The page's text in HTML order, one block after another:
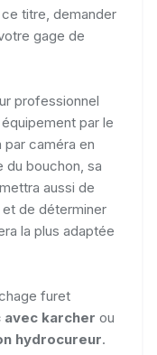
ce titre, demander
gage de
professionnel
par le
par caméra en
du bouchon, sa
aussi de
et de déterminer
la plus adaptée
furet
avec karcher ou
hydrocureur.